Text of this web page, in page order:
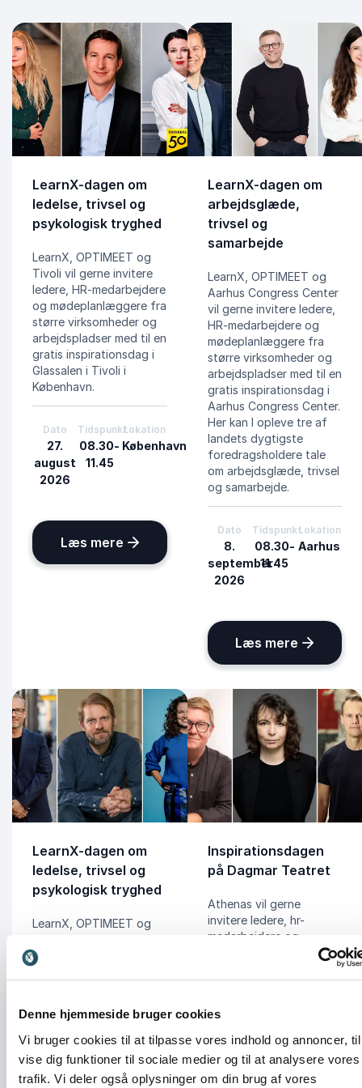
Denne hjemmeside bruger cookies
Vi bruger cookies til at tilpasse vores indhold og annoncer,
vise dig funktioner til sociale medier og til at analysere vores
trafik. Vi deler også oplysninger om din brug af vores
LearnX-dagen om
ledelse, trivsel og
psykologisk tryghed
LearnX, OPTIMEET og
Tivoli vil gerne invitere
ledere, HR-medarbejdere
og mødeplanlæggere fra
større virksomheder og
arbejdspladser med til en
gratis inspirationsdag i
Glassalen i Tivoli i
København.
Dato
27.
august
2026
Tidspunkt
08.30-
11.45
Lokation
København
Læs mere: LearnX-dagen om ledelse, trivsel
LearnX-dagen om
arbejdsglæde,
trivsel og
samarbejde
LearnX, OPTIMEET og
Aarhus Congress Center
vil gerne invitere ledere,
HR-medarbejdere og
mødeplanlæggere fra
større virksomheder og
arbejdspladser med til en
gratis inspirationsdag i
Aarhus Congress Center.
Her kan I opleve tre af
landets dygtigste
foredragsholdere tale
om arbejdsglæde, trivsel
og samarbejde.
Dato
8.
september
2026
Tidspunkt
08.30-
11.45
Lokation
Aarhus
Læs mere :
LearnX-dagen om
ledelse, trivsel og
psykologisk tryghed
LearnX, OPTIMEET og
ledere, HR-medarbejdere
gratis inspirationsdag i
Scandic Falkoner på
Frederiksberg. Her kan I
opleve tre af landets
dygtigste
Inspirationsdagen
på Dagmar Teatret
Athenas vil gerne
invitere ledere, hr-
medarbejdere og
mødeplanlæggere fra
arbejdspladser med til en
om trivsel, vaner og
adfærd. Her kan I opleve
nogle af landets
dygtigste
foredragsholdere, give